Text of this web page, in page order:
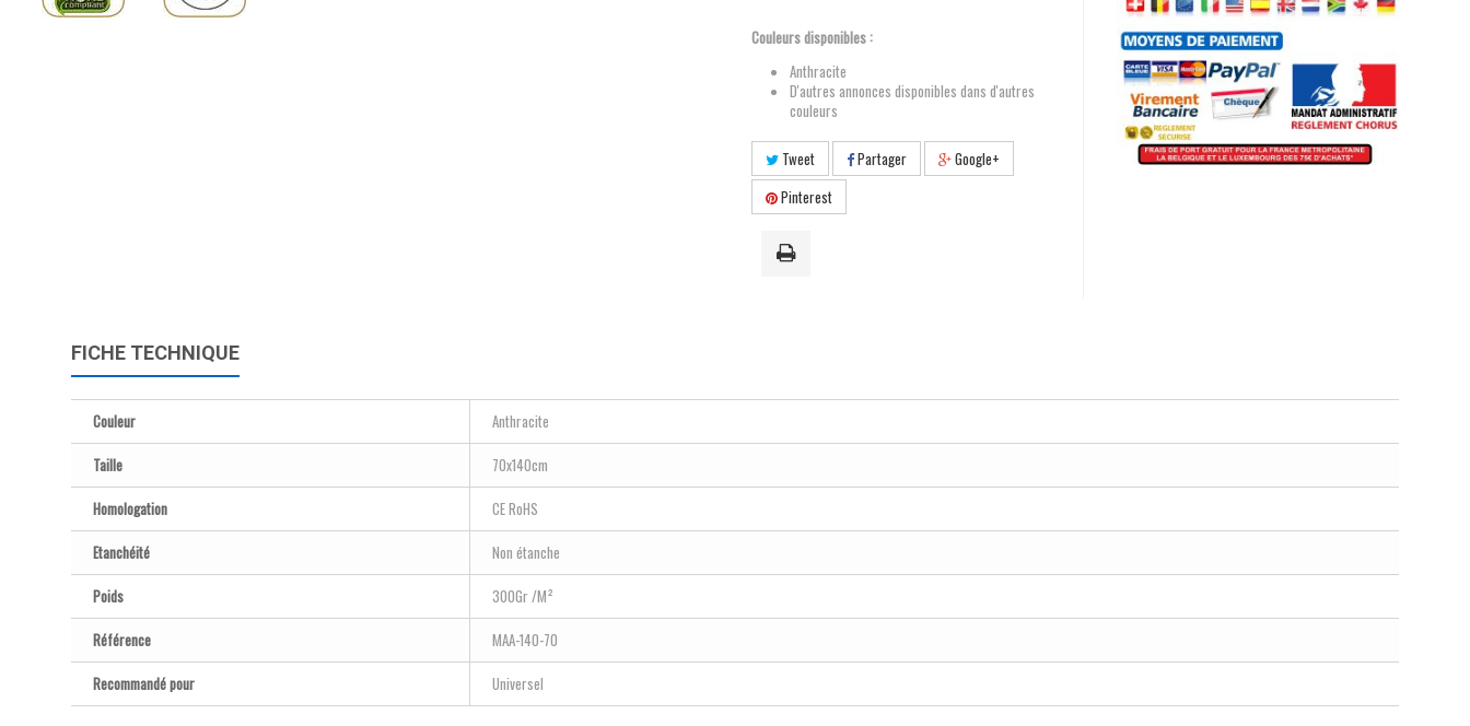
Couleurs disponibles :
Anthracite
D'autres annonces disponibles dans d'autres
couleurs
Tweet Partager
Google+
Pinterest
FICHE TECHNIQUE
Couleur
Anthracite
Taille
70x140cm
Homologation
CE RoHS
Etanchéité
Non étanche
Poids
300Gr /M²
Référence
MAA-140-70
Recommandé pour
Universel